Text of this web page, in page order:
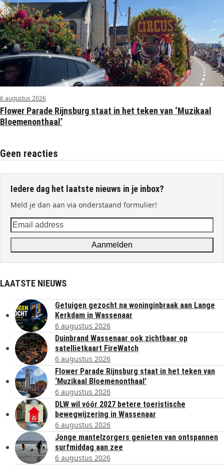
6 augustus 2026
Flower Parade Rijnsburg staat in het teken van ‘Muzikaal
Bloemenonthaal’
Geen reacties
Iedere dag het laatste nieuws in je inbox?
Meld je dan aan via onderstaand formulier!
Email
address
Aanmelden
LAATSTE NIEUWS
Getuigen gezocht na woninginbraak aan Lange
Kerkdam in Wassenaar
6 augustus 2026
Duinbrand Wassenaar ook zichtbaar op
satellietkaart FireWatch
6 augustus 2026
Flower Parade Rijnsburg staat in het teken van
‘Muzikaal Bloemenonthaal’
6 augustus 2026
DLW wil vóór 2027 betere toeristische
bewegwijzering in Wassenaar
6 augustus 2026
Jonge mantelzorgers genieten van ontspannen
surfmiddag aan zee
6 augustus 2026